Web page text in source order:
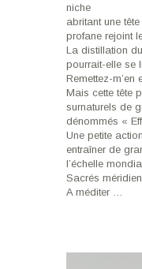
niche
abritant une
profane rejoint
La distillation
pourrait-elle se
Remettez-m’en
Mais cette tête
surnaturels de
dénommés «
Une petite
entraîner de
l’échelle
Sacrés
A méditer …